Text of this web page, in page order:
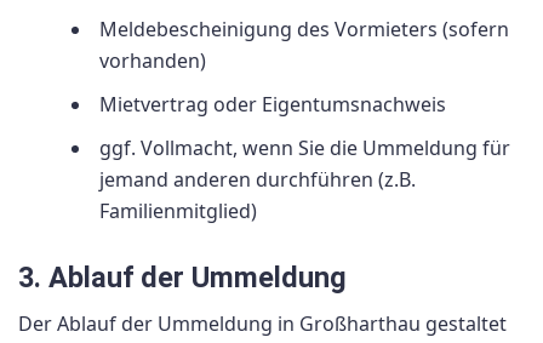
Meldebescheinigung des Vormieters (sofern
vorhanden)
Mietvertrag oder Eigentumsnachweis
ggf. Vollmacht, wenn Sie die Ummeldung für
jemand anderen durchführen (z.B.
Familienmitglied)
3. Ablauf der Ummeldung
Der Ablauf der Ummeldung in Großharthau gestaltet